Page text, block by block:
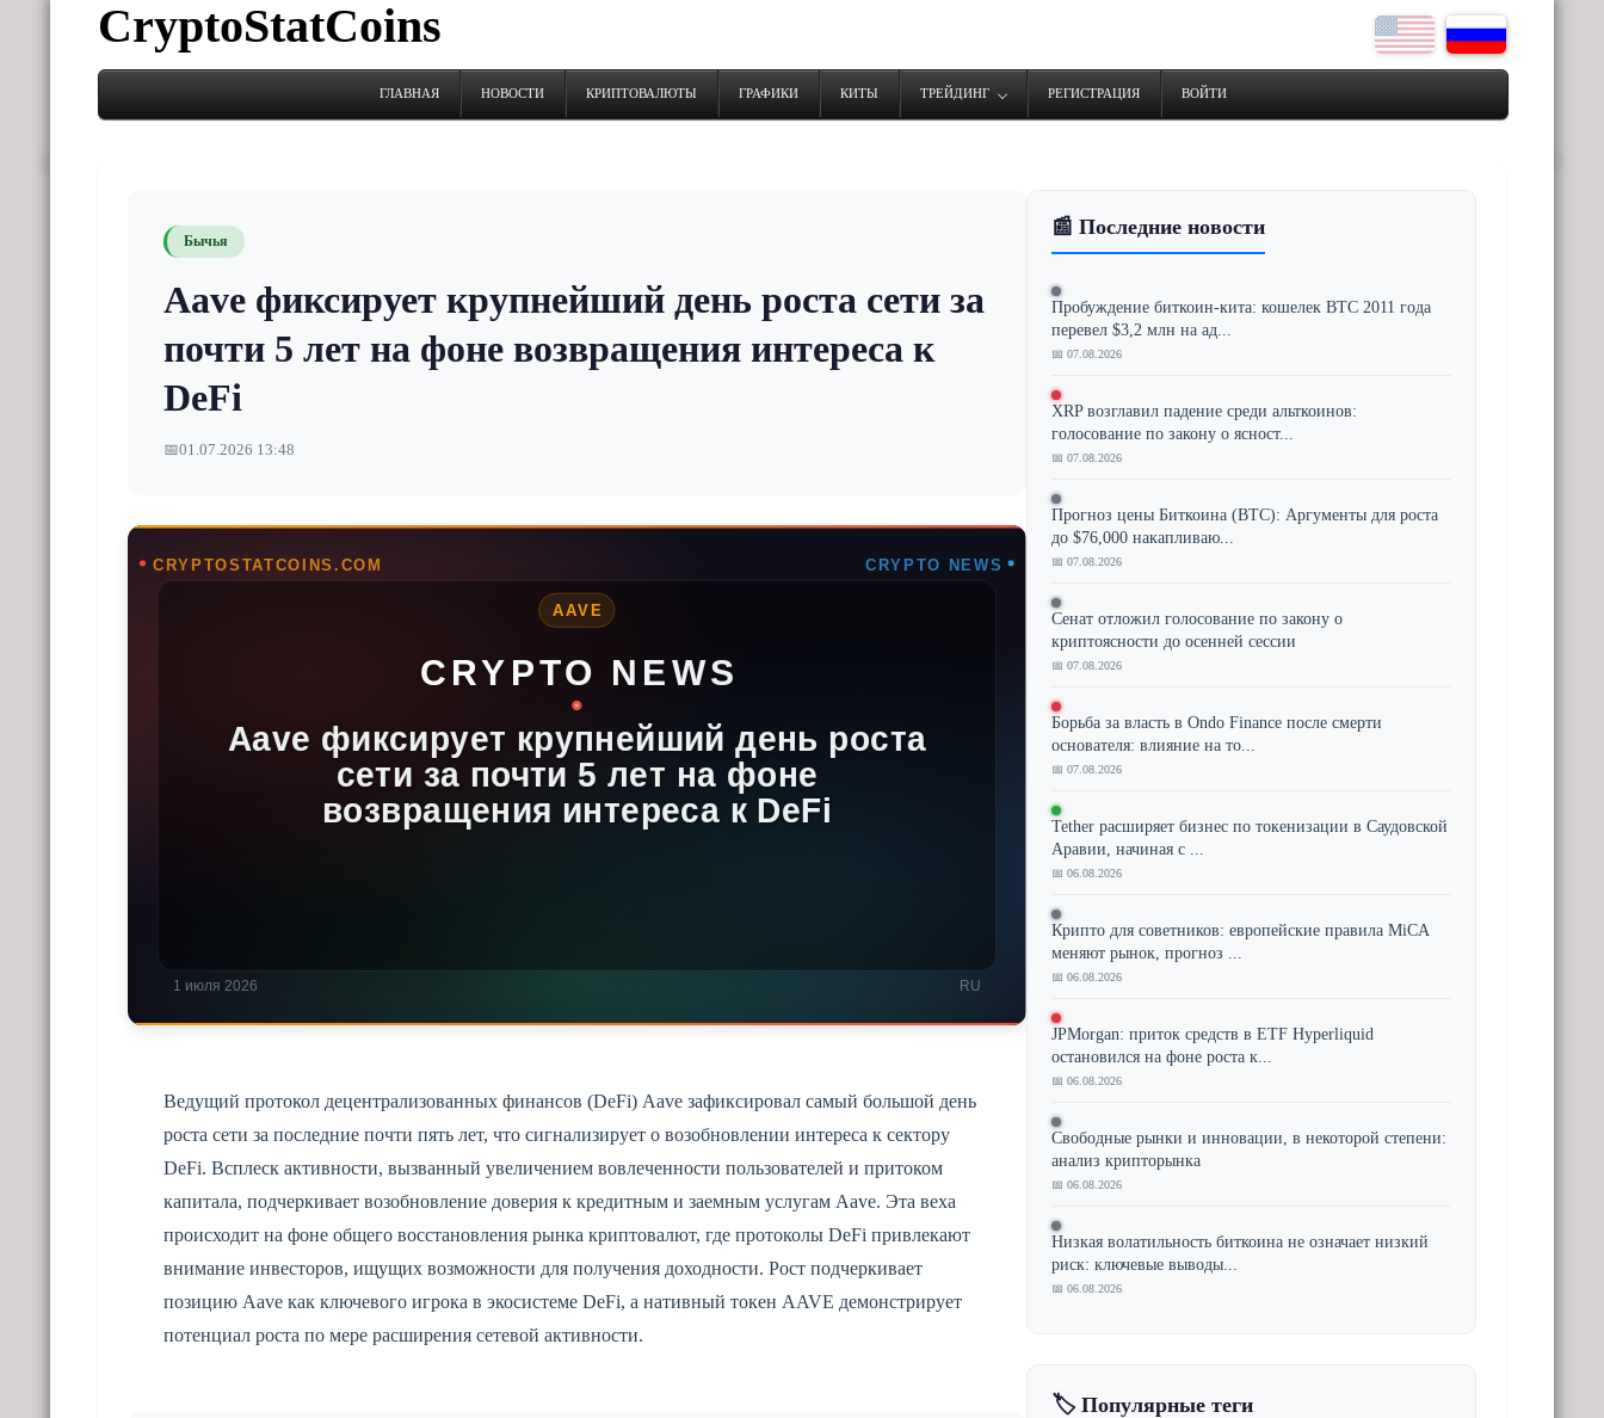
CryptoStatCoins
ГЛАВНАЯ НОВОСТИ КРИПТОВАЛЮТЫ ГРАФИКИ КИТЫ ТРЕЙДИНГ РЕГИСТРАЦИЯ ВОЙТИ
Бычья
Aave фиксирует крупнейший день роста сети за
почти 5 лет на фоне возвращения интереса к
DeFi
📅01.07.2026 13:48
Ведущий протокол децентрализованных финансов (DeFi) Aave зафиксировал самый большой день
роста сети за последние почти пять лет, что сигнализирует о возобновлении интереса к сектору
DeFi. Всплеск активности, вызванный увеличением вовлеченности пользователей и притоком
капитала, подчеркивает возобновление доверия к кредитным и заемным услугам Aave. Эта веха
происходит на фоне общего восстановления рынка криптовалют, где протоколы DeFi привлекают
внимание инвесторов, ищущих возможности для получения доходности. Рост подчеркивает
позицию Aave как ключевого игрока в экосистеме DeFi, а нативный токен AAVE демонстрирует
потенциал роста по мере расширения сетевой активности.
📰 Последние новости
Пробуждение биткоин-кита: кошелек BTC 2011 года
перевел $3,2 млн на ад...
📅 07.08.2026
XRP возглавил падение среди альткоинов:
голосование по закону о ясност...
📅 07.08.2026
Прогноз цены Биткоина (BTC): Аргументы для роста
до $76,000 накапливаю...
📅 07.08.2026
Сенат отложил голосование по закону о
криптоясности до осенней сессии
📅 07.08.2026
Борьба за власть в Ondo Finance после смерти
основателя: влияние на то...
📅 07.08.2026
Tether расширяет бизнес по токенизации в Саудовской
Аравии, начиная с ...
📅 06.08.2026
Крипто для советников: европейские правила MiCA
меняют рынок, прогноз ...
📅 06.08.2026
JPMorgan: приток средств в ETF Hyperliquid
остановился на фоне роста к...
📅 06.08.2026
Свободные рынки и инновации, в некоторой степени:
анализ крипторынка
📅 06.08.2026
Низкая волатильность биткоина не означает низкий
риск: ключевые выводы...
📅 06.08.2026
🏷️ Популярные теги